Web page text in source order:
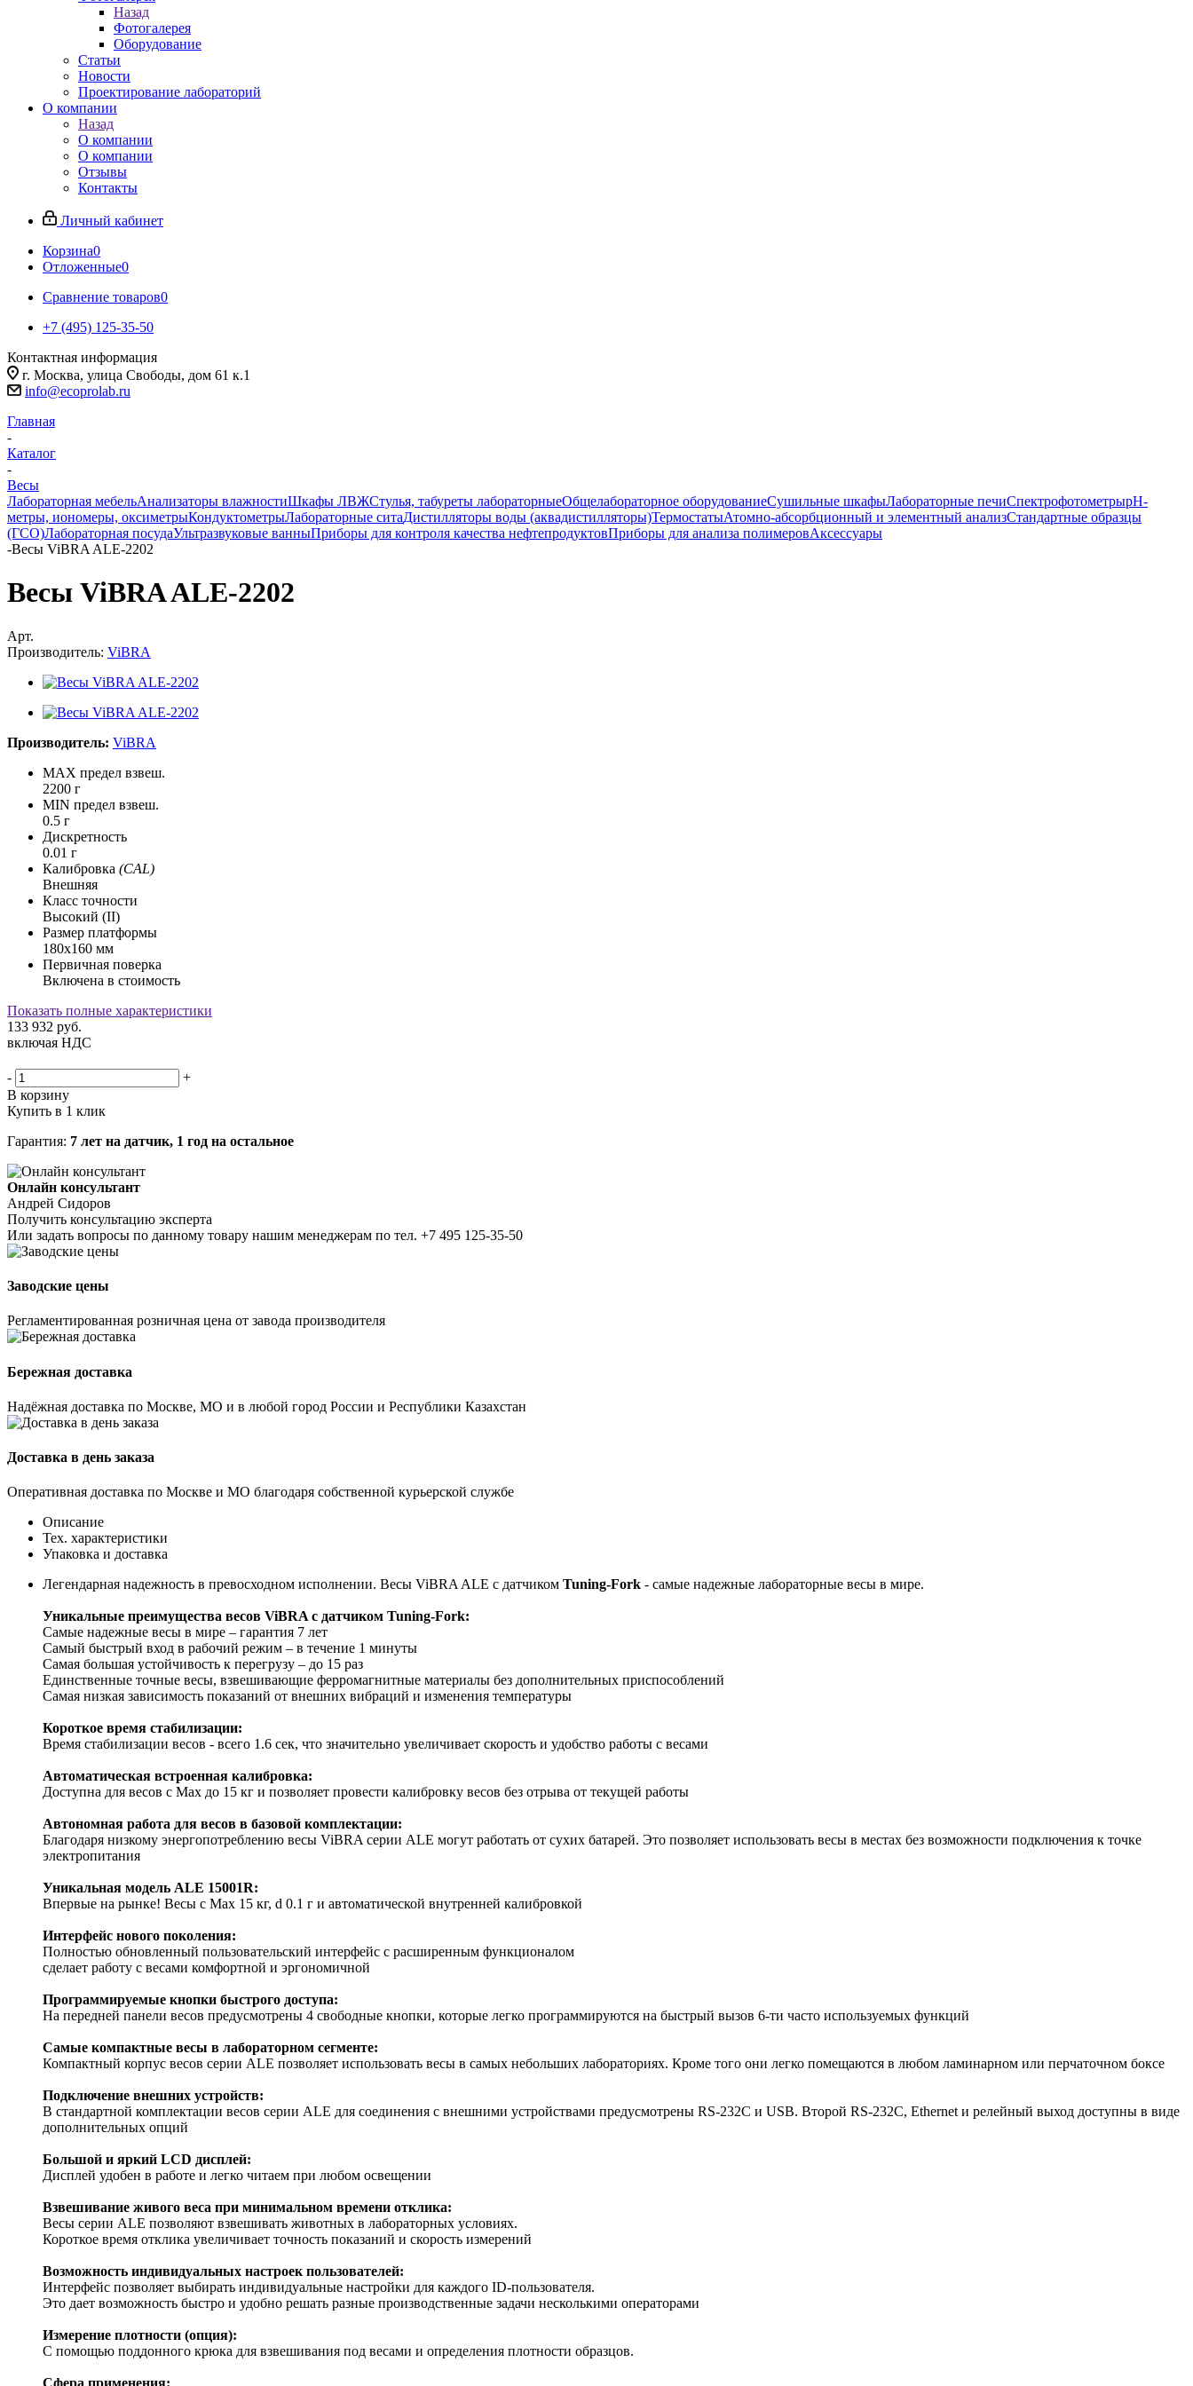
Назад
Фотогалерея
Оборудование
Статьи
Новости
Проектирование лабораторий
О компании
Назад
О компании
О компании
Отзывы
Контакты
Личный кабинет
Корзина0
Отложенные0
Сравнение товаров0
+7 (495) 125-35-50
Контактная информация
г. Москва, улица Свободы, дом 61 к.1
info@ecoprolab.ru
Главная
-
Каталог
-
Весы
Лабораторная мебельАнализаторы влажностиШкафы ЛВЖСтулья, табуреты лабораторныеОбщелабораторное оборудованиеСушильные шкафыЛабораторные печиСпектрофотометрыpH-
метры, иономеры, оксиметрыКондуктометрыЛабораторные ситаДистилляторы воды (аквадистилляторы)ТермостатыАтомно-абсорбционный и элементный анализСтандартные образцы
(ГСО)Лабораторная посудаУльтразвуковые ванныПриборы для контроля качества нефтепродуктовПриборы для анализа полимеровАксессуары
-Весы ViBRA ALE-2202
Весы ViBRA ALE-2202
Арт.
Производитель: ViBRA
Производитель: ViBRA
MAX предел взвеш.
2200 г
MIN предел взвеш.
0.5 г
Дискретность
0.01 г
Калибровка (CAL)
Внешняя
Класс точности
Высокий (II)
Размер платформы
180x160 мм
Первичная поверка
Включена в стоимость
Показать полные характеристики
133 932 руб.
включая НДС
-
+
В корзину
Купить в 1 клик
Гарантия: 7 лет на датчик, 1 год на остальное
Онлайн консультант
Андрей Сидоров
Получить консультацию эксперта
Или задать вопросы по данному товару нашим менеджерам по тел. +7 495 125-35-50
Заводские цены
Регламентированная розничная цена от завода производителя
Бережная доставка
Надёжная доставка по Москве, МО и в любой город России и Республики Казахстан
Доставка в день заказа
Оперативная доставка по Москве и МО благодаря собственной курьерской службе
Описание
Тех. характеристики
Упаковка и доставка
Легендарная надежность в превосходном исполнении. Весы ViBRA ALE с датчиком Tuning-Fork - самые надежные лабораторные весы в мире.
Уникальные преимущества весов ViBRA с датчиком Tuning-Fork:
Самые надежные весы в мире – гарантия 7 лет
Самый быстрый вход в рабочий режим – в течение 1 минуты
Самая большая устойчивость к перегрузу – до 15 раз
Единственные точные весы, взвешивающие ферромагнитные материалы без дополнительных приспособлений
Самая низкая зависимость показаний от внешних вибраций и изменения температуры
Короткое время стабилизации:
Время стабилизации весов - всего 1.6 сек, что значительно увеличивает скорость и удобство работы с весами
Автоматическая встроенная калибровка:
Доступна для весов с Mах до 15 кг и позволяет провести калибровку весов без отрыва от текущей работы
Автономная работа для весов в базовой комплектации:
Благодаря низкому энергопотреблению весы ViBRA серии ALE могут работать от сухих батарей. Это позволяет использовать весы в местах без возможности подключения к точке
электропитания
Уникальная модель ALE 15001R:
Впервые на рынке! Весы с Max 15 кг, d 0.1 г и автоматической внутренней калибровкой
Интерфейс нового поколения:
Полностью обновленный пользовательский интерфейс с расширенным функционалом
сделает работу с весами комфортной и эргономичной
Программируемые кнопки быстрого доступа:
На передней панели весов предусмотрены 4 свободные кнопки, которые легко программируются на быстрый вызов 6-ти часто используемых функций
Самые компактные весы в лабораторном сегменте:
Компактный корпус весов серии ALE позволяет использовать весы в самых небольших лабораториях. Кроме того они легко помещаются в любом ламинарном или перчаточном боксе
Подключение внешних устройств:
В стандартной комплектации весов серии ALE для соединения с внешними устройствами предусмотрены RS-232C и USB. Второй RS-232C, Ethernet и релейный выход доступны в виде
дополнительных опций
Большой и яркий LCD дисплей:
Дисплей удобен в работе и легко читаем при любом освещении
Взвешивание живого веса при минимальном времени отклика:
Весы серии ALE позволяют взвешивать животных в лабораторных условиях.
Короткое время отклика увеличивает точность показаний и скорость измерений
Возможность индивидуальных настроек пользователей:
Интерфейс позволяет выбирать индивидуальные настройки для каждого ID-пользователя.
Это дает возможность быстро и удобно решать разные производственные задачи несколькими операторами
Измерение плотности (опция):
C помощью поддонного крюка для взвешивания под весами и определения плотности образцов.